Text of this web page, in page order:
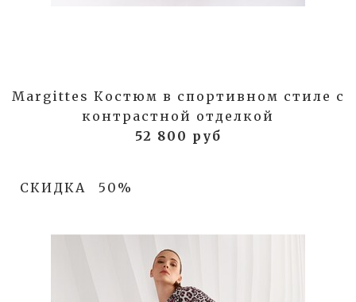
Margittes Костюм в спортивном стиле с
контрастной отделкой
52 800 руб
СКИДКА 50%